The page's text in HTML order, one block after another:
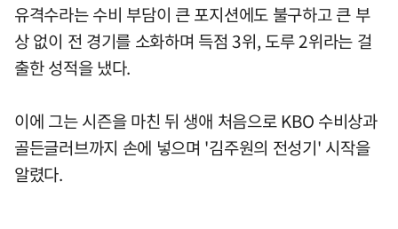
유격수라는 수비 부담이 큰 포지션에도 불구하고 큰 부
상 없이 전 경기를 소화하며 득점 3위, 도루 2위라는 걸
출한 성적을 냈다.
이에 그는 시즌을 마친 뒤 생애 처음으로 KBO 수비상과
골든글러브까지 손에 넣으며 '김주원의 전성기' 시작을
알렸다.